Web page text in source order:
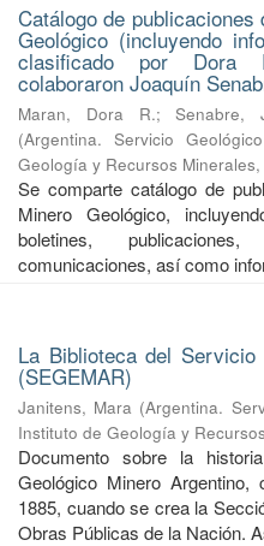
Catálogo de
Geológico (incluyendo
clasificado por Dora
colaboraron Joaquín
Maran, Dora R.;Senabre,
(Argentina. Servicio
Geología y Recursos Minerales,
Se comparte catálogo de
Minero Geológico,
boletines,
comunicaciones, así como
La Biblioteca del
(SEGEMAR)
Janitens, Mara (Argentina.
Instituto de Geología y
Documento sobre la
Geológico Minero
1885, cuando se crea la
Obras Públicas de la Nación.